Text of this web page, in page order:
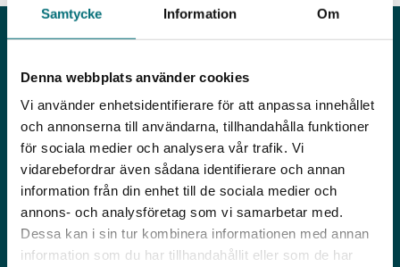
Samtycke Information Om
Denna webbplats använder cookies
Vi använder enhetsidentifierare för att anpassa innehållet
och annonserna till användarna, tillhandahålla funktioner
för sociala medier och analysera vår trafik. Vi
vidarebefordrar även sådana identifierare och annan
information från din enhet till de sociala medier och
annons- och analysföretag som vi samarbetar med.
Dessa kan i sin tur kombinera informationen med annan
information som du har tillhandahållit eller som de har
Sommargatan 101 A 3TR
Kontakt
Org. nummer: 802447-9621